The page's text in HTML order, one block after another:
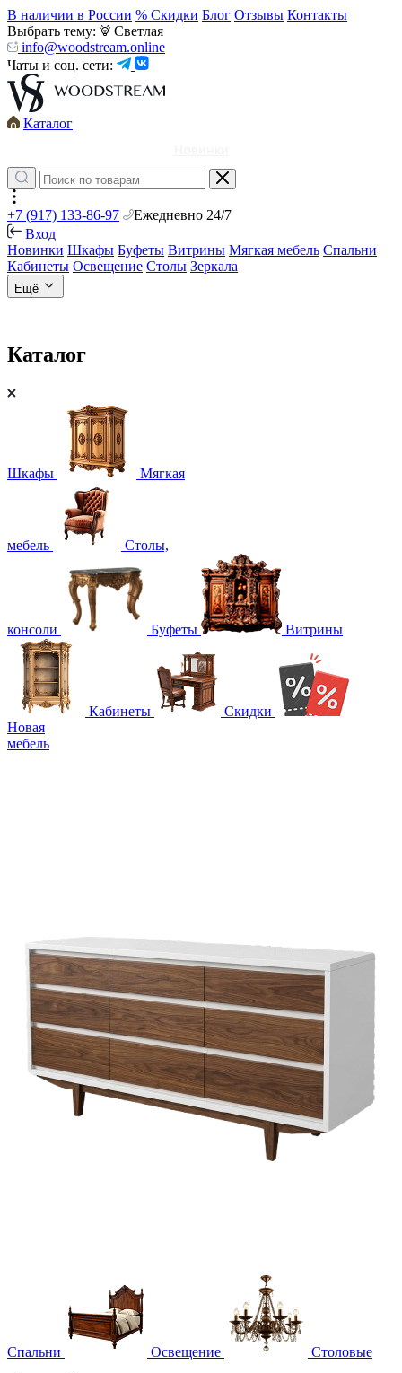
В наличии в России % Скидки Блог Отзывы Контакты
Выбрать тему:
Светлая
info@woodstream.online
Чаты и соц. сети:
Каталог
+7 (917) 133-86-97
Ежедневно 24/7
Вход
Новинки Шкафы Буфеты Витрины Мягкая мебель Спальни
Кабинеты Освещение Столы Зеркала
Ещё
Каталог
Шкафы Мягкая
мебель Столы,
консоли Буфеты Витрины
Кабинеты
Скидки
Новая
мебель
Спальни Освещение Столовые